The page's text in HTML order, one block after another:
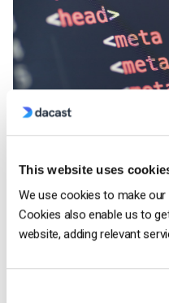
This website uses
We use cookies to make
Cookies also enable us to
website, adding relevant
problema que pode surgir é
incorporados. A
código do backend do
código no seu sítio Web.